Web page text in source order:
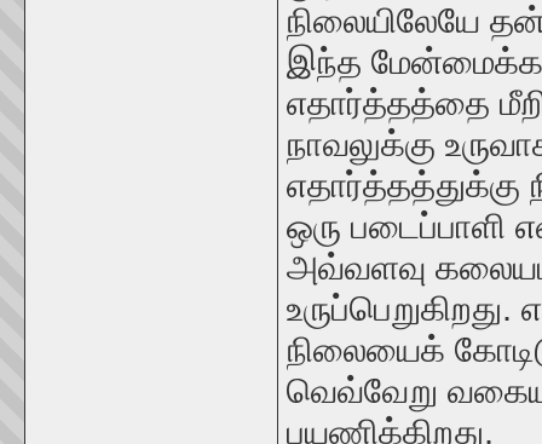
நிலையிலேயே
இந்த
எதார்த்தத்தை
நாவலுக்கு
எதார்த்தத்துக்கு
ஒரு படைப்பாளி
அவ்வளவு
நிலையைக்
வெவ்வேறு
பயணிக்கிறது.